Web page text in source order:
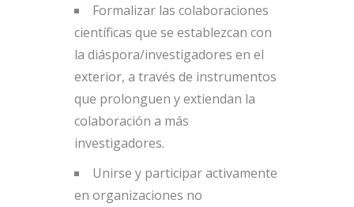
Formalizar las colaboraciones
científicas que se establezcan con
la diáspora/investigadores en el
exterior, a través de instrumentos
que prolonguen y extiendan la
colaboración a más
investigadores.
Unirse y participar activamente
en organizaciones no